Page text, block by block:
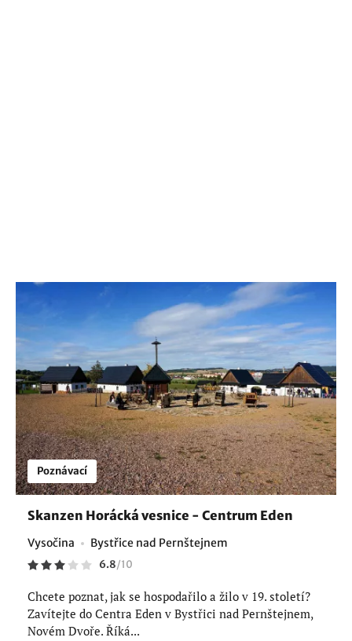
Poznávací
Skanzen Horácká vesnice - Centrum Eden
Vysočina Bystřice nad Pernštejnem
6.8/10
Chcete poznat, jak se hospodařilo a žilo v 19. století?
Zavítejte do Centra Eden v Bystřici nad Pernštejnem,
Novém Dvoře. Říká...